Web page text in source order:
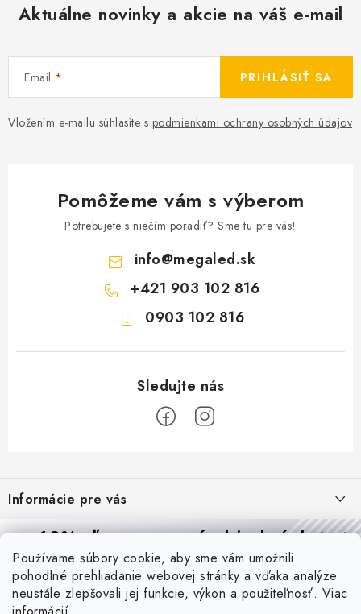
Používame súbory cookie, aby sme vám umožnili
pohodlné prehliadanie webovej stránky a vďaka analýze
neustále zlepšovali jej funkcie, výkon a použiteľnosť. Viac
Aktuálne novinky a akcie na váš e-mail
Email
Vložením e-mailu súhlasíte s podmienkami ochrany osobných údajov
PRIHLÁSIŤ SA
Pomôžeme vám s výberom
Potrebujete s niečím poradiť? Sme tu pre vás!
info@megaled.sk
+421 903 102 816
0903 102 816
p
ä
Informácie pre vás
Reklamácie a formulár na odstúpenie od zmluvy
Obchodné podmienky
Podmienky ochrany osobných údajov
Blog
10% zľavana prvú objednávku
Prihláste sa azískajtezľavu aj praktické tipy,vďaka ktorým
budete svietiť lepšie a platiť menej.